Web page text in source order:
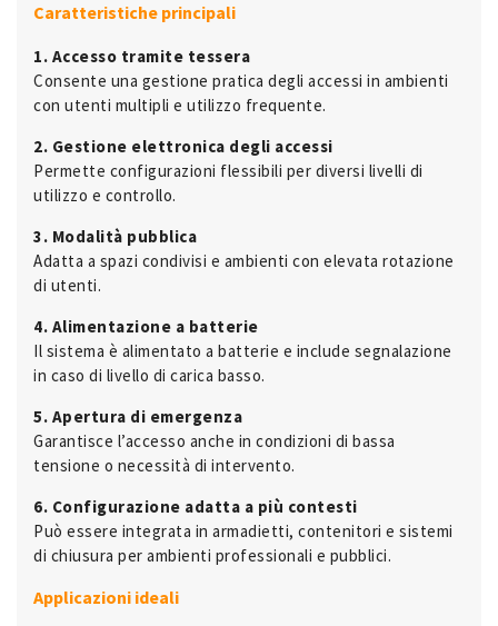
Caratteristiche principali
1. Accesso tramite tessera
Consente una gestione pratica degli accessi in ambienti
con utenti multipli e utilizzo frequente.
2. Gestione elettronica degli accessi
Permette configurazioni flessibili per diversi livelli di
utilizzo e controllo.
3. Modalità pubblica
Adatta a spazi condivisi e ambienti con elevata rotazione
di utenti.
4. Alimentazione a batterie
Il sistema è alimentato a batterie e include segnalazione
in caso di livello di carica basso.
5. Apertura di emergenza
Garantisce l’accesso anche in condizioni di bassa
tensione o necessità di intervento.
6. Configurazione adatta a più contesti
Può essere integrata in armadietti, contenitori e sistemi
di chiusura per ambienti professionali e pubblici.
Applicazioni ideali